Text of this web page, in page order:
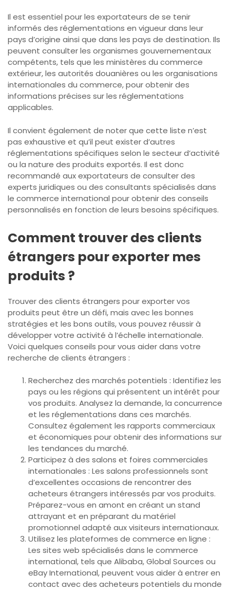
Il est essentiel pour les exportateurs de se tenir
informés des réglementations en vigueur dans leur
pays d’origine ainsi que dans les pays de destination. Ils
peuvent consulter les organismes gouvernementaux
compétents, tels que les ministères du commerce
extérieur, les autorités douanières ou les organisations
internationales du commerce, pour obtenir des
informations précises sur les réglementations
applicables.
Il convient également de noter que cette liste n’est
pas exhaustive et qu’il peut exister d’autres
réglementations spécifiques selon le secteur d’activité
ou la nature des produits exportés. Il est donc
recommandé aux exportateurs de consulter des
experts juridiques ou des consultants spécialisés dans
le commerce international pour obtenir des conseils
personnalisés en fonction de leurs besoins spécifiques.
Comment trouver des clients
étrangers pour exporter mes
produits ?
Trouver des clients étrangers pour exporter vos
produits peut être un défi, mais avec les bonnes
stratégies et les bons outils, vous pouvez réussir à
développer votre activité à l’échelle internationale.
Voici quelques conseils pour vous aider dans votre
recherche de clients étrangers :
Recherchez des marchés potentiels : Identifiez les
pays ou les régions qui présentent un intérêt pour
vos produits. Analysez la demande, la concurrence
et les réglementations dans ces marchés.
Consultez également les rapports commerciaux
et économiques pour obtenir des informations sur
les tendances du marché.
Participez à des salons et foires commerciales
internationales : Les salons professionnels sont
d’excellentes occasions de rencontrer des
acheteurs étrangers intéressés par vos produits.
Préparez-vous en amont en créant un stand
attrayant et en préparant du matériel
promotionnel adapté aux visiteurs internationaux.
Utilisez les plateformes de commerce en ligne :
Les sites web spécialisés dans le commerce
international, tels que Alibaba, Global Sources ou
eBay International, peuvent vous aider à entrer en
contact avec des acheteurs potentiels du monde